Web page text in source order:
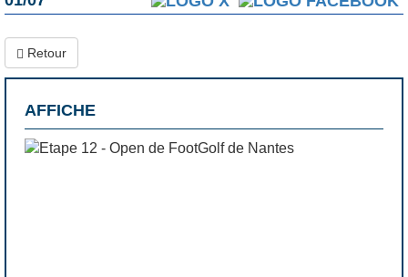
Retour
AFFICHE